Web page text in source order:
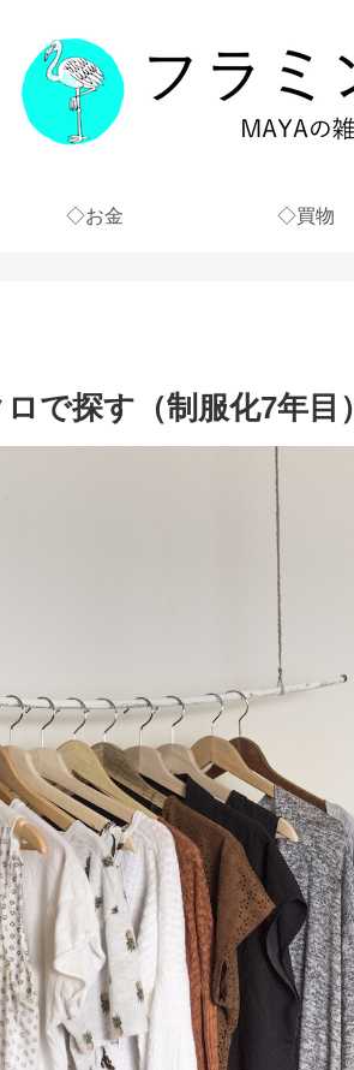
◇お金 ◇買物
で探す（制服化7年目）